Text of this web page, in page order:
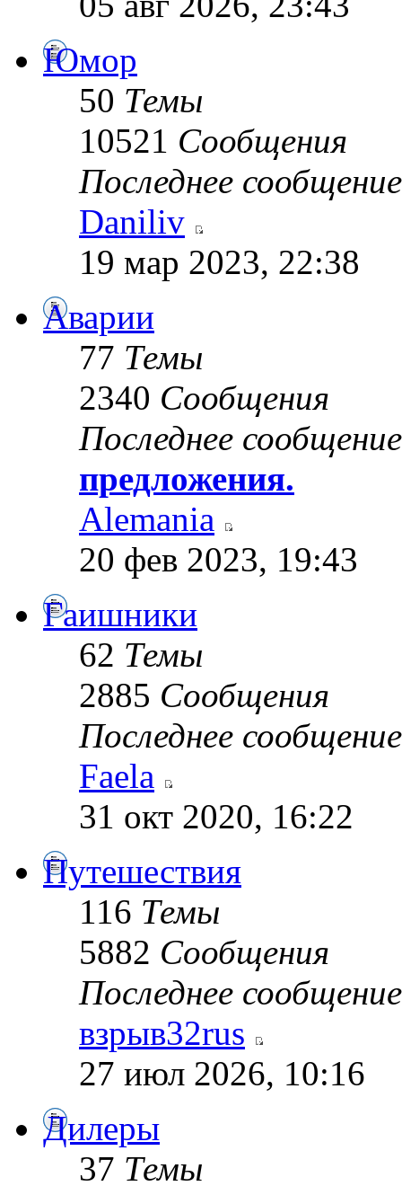
Юмор
50 Темы
10521 Сообщения
Последнее сообщение
Daniliv
19 мар 2023, 22:38
Аварии
77 Темы
2340 Сообщения
Последнее сообщение
предложения.
Alemania
20 фев 2023, 19:43
Гаишники
62 Темы
2885 Сообщения
Последнее сообщение
Faela
31 окт 2020, 16:22
Путешествия
116 Темы
5882 Сообщения
Последнее сообщение
взрыв32rus
27 июл 2026, 10:16
Дилеры
37 Темы